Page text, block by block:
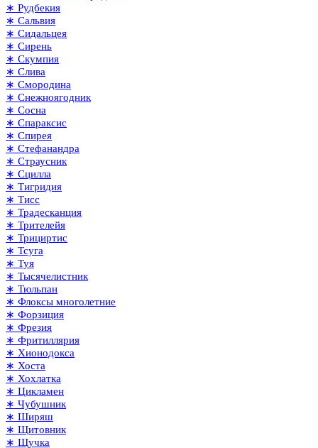
∗ Рудбекия
∗ Сальвия
∗ Сидальцея
∗ Сирень
∗ Скумпия
∗ Слива
∗ Смородина
∗ Снежноягодник
∗ Сосна
∗ Спараксис
∗ Спирея
∗ Стефанандра
∗ Страусник
∗ Сцилла
∗ Тигридия
∗ Тисс
∗ Традесканция
∗ Трителейя
∗ Трициртис
∗ Тсуга
∗ Туя
∗ Тысячелистник
∗ Тюльпан
∗ Флоксы многолетние
∗ Форзиция
∗ Фрезия
∗ Фритиллярия
∗ Хионодокса
∗ Хоста
∗ Хохлатка
∗ Цикламен
∗ Чубушник
∗ Ширяш
∗ Щитовник
∗ Щучка